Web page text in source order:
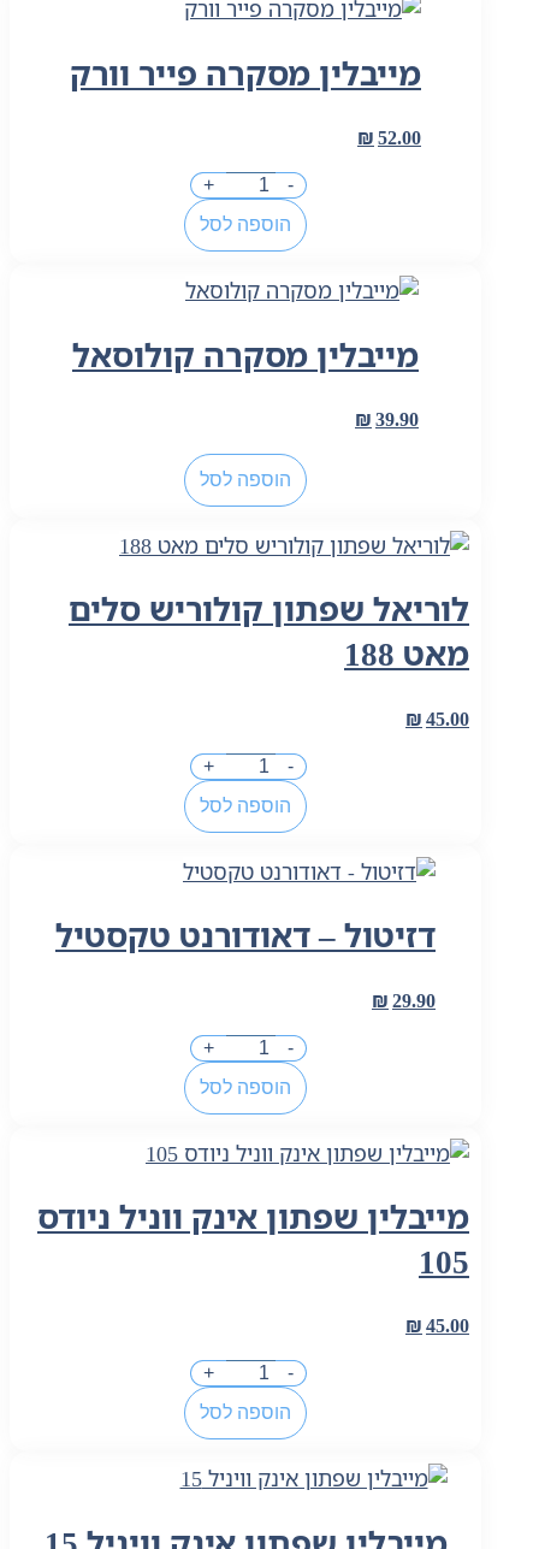
טלית
מייבלין מסקרה פייר וורק
₪52.00
-
כמות
של
מייבלין
פייר
+
הוספה לסל
מייבלין מסקרה קולוסאל
₪39.90
כמות
של
מסקרה
הוספה לסל
לוריאל שפתון קולוריש סלים
מאט 188
₪45.00
-
כמות
של
לוריאל
קולוריש
מאט
+
הוספה לסל
דזיטול – דאודורנט טקסטיל
₪29.90
-
כמות
של
דזיטול
דאודורנט
+
הוספה לסל
מייבלין שפתון אינק ווניל ניודס
105
₪45.00
-
כמות
של
מייבלין
אינק
+
הוספה לסל